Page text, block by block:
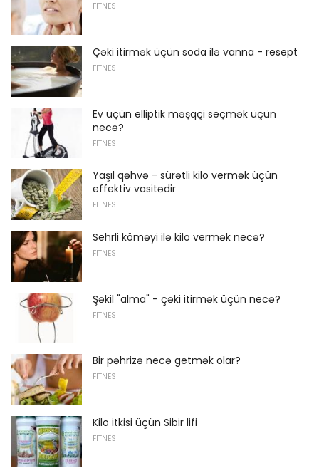
FITNES
Çəki itirmək üçün soda ilə vanna - resept
FITNES
Ev üçün elliptik məşqçi seçmək üçün
necə?
FITNES
Yaşıl qəhvə - sürətli kilo vermək üçün
effektiv vasitədir
FITNES
Sehrli köməyi ilə kilo vermək necə?
FITNES
Şəkil "alma" - çəki itirmək üçün necə?
FITNES
Bir pəhrizə necə getmək olar?
FITNES
Kilo itkisi üçün Sibir lifi
FITNES